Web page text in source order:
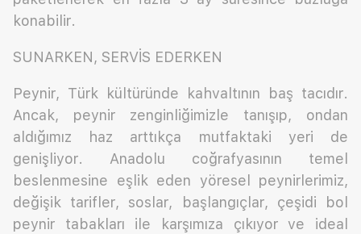
konabilir.
SUNARKEN, SERVİS EDERKEN
Peynir, Türk kültüründe kahvaltının baş tacıdır.
Ancak, peynir zenginliğimizle tanışıp, ondan
aldığımız haz arttıkça mutfaktaki yeri de
genişliyor. Anadolu coğrafyasının temel
beslenmesine eşlik eden yöresel peynirlerimiz,
değişik tarifler, soslar, başlangıçlar, çeşidi bol
peynir tabakları ile karşımıza çıkıyor ve ideal